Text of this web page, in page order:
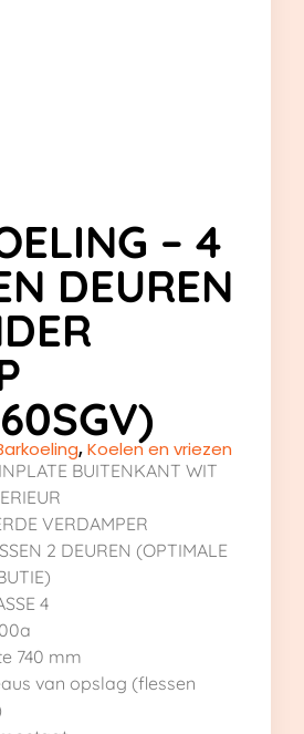
– 4
DEUREN
,Koelen en vriezen
BUITENKANT WIT
VERDAMPER
2 DEUREN (OPTIMALE
4
740 mm
van opslag (flessen